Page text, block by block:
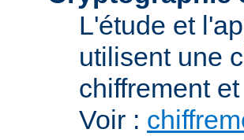
L'étude et
utilisent une
chiffrement
Voir :